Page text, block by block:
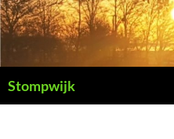
Ga
naar
inhoud
Stompwijk